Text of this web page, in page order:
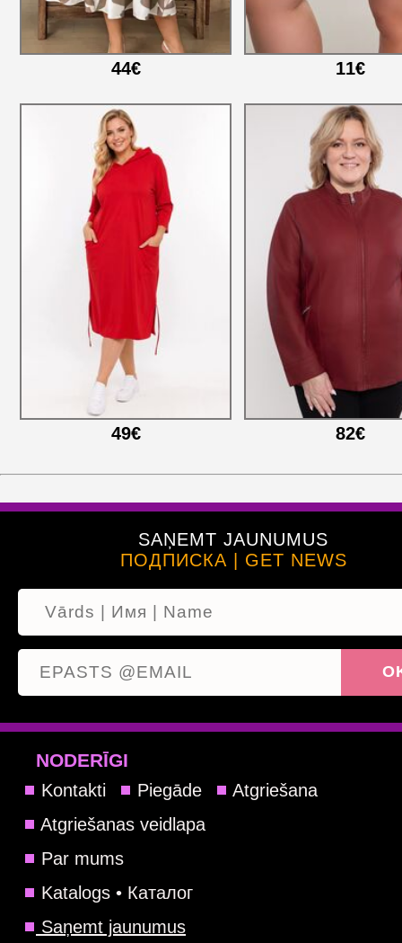
44€ 11€
49€ 82€
SAŅEMT JAUNUMUS
ПОДПИСКА | GET NEWS
NODERĪGI
Kontakti Piegāde
Atgriešana
Atgriešanas veidlapa
Par mums
Katalogs • Каталог
Saņemt jaunumus